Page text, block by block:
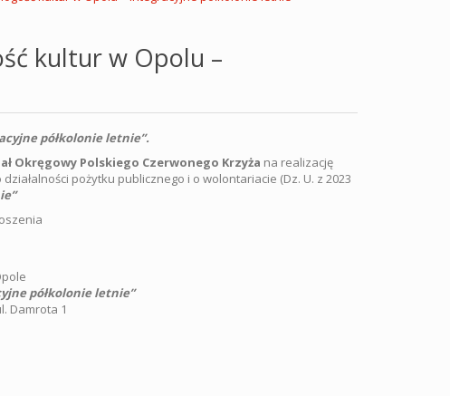
kultur w Opolu –
półkolonie letnie”.
Okręgowy Polskiego Czerwonego Krzyża na realizację
pożytku publicznego i o wolontariacie (Dz. U. z 2023
półkolonie letnie”
Damrota 1